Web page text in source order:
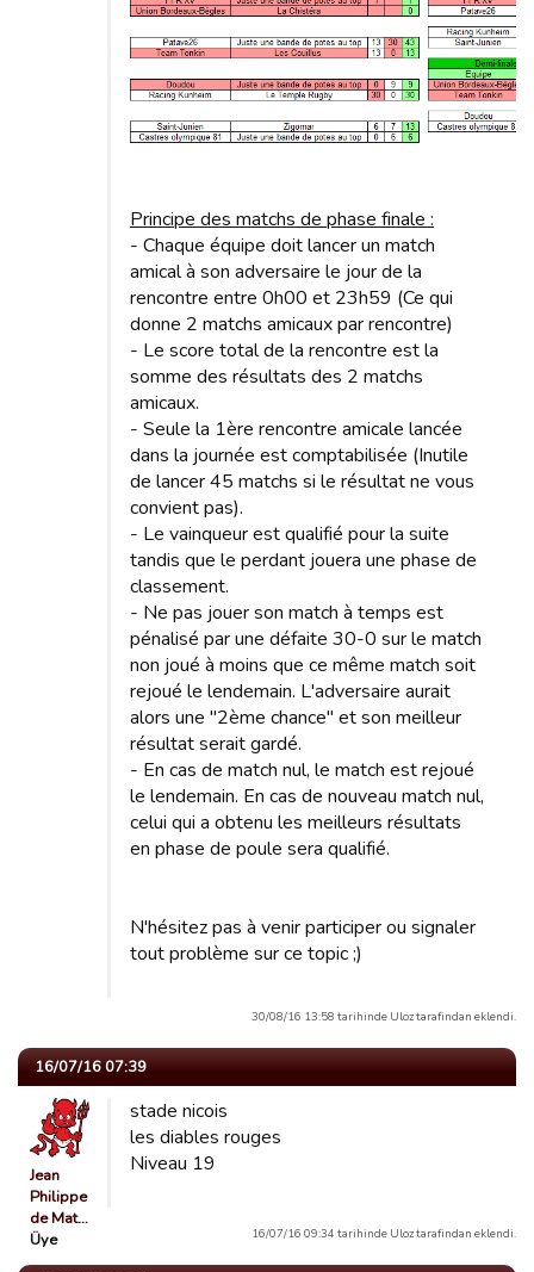
Principe des matchs de phase finale :
- Chaque équipe doit lancer un match
amical à son adversaire le jour de la
rencontre entre 0h00 et 23h59 (Ce qui
donne 2 matchs amicaux par rencontre)
- Le score total de la rencontre est la
somme des résultats des 2 matchs
amicaux.
- Seule la 1ère rencontre amicale lancée
dans la journée est comptabilisée (Inutile
de lancer 45 matchs si le résultat ne vous
convient pas).
- Le vainqueur est qualifié pour la suite
tandis que le perdant jouera une phase de
classement.
- Ne pas jouer son match à temps est
pénalisé par une défaite 30-0 sur le match
non joué à moins que ce même match soit
rejoué le lendemain. L'adversaire aurait
alors une "2ème chance" et son meilleur
résultat serait gardé.
- En cas de match nul, le match est rejoué
le lendemain. En cas de nouveau match nul,
celui qui a obtenu les meilleurs résultats
en phase de poule sera qualifié.
N'hésitez pas à venir participer ou signaler
tout problème sur ce topic ;)
30/08/16 13:58 tarihinde Uloz tarafindan eklendi.
16/07/16 07:39
Jean
Philippe
de Mat…
Üye
stade nicois
les diables rouges
Niveau 19
16/07/16 09:34 tarihinde Uloz tarafindan eklendi.